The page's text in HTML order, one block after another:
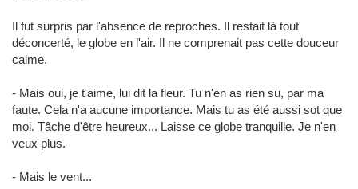
Il fut surpris par l'absence de reproches. Il restait là tout
déconcerté, le globe en l'air. Il ne comprenait pas cette douceur
calme.
- Mais oui, je t'aime, lui dit la fleur. Tu n'en as rien su, par ma
faute. Cela n'a aucune importance. Mais tu as été aussi sot que
moi. Tâche d'être heureux... Laisse ce globe tranquille. Je n'en
veux plus.
- Mais le vent...